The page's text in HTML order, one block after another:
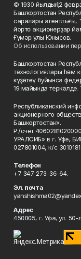
© 1930 йылдың 12
Башҡортостан
саралары агентлығы,
йорто акционерҙар
Ғүмәр улы Юнысов.
Об использовании
Башҡортостан
технологиялары һәм
күҙәтеү буйынса
19 майында
Республиканский
акционерного
Башкортостан».
Р./счёт
УРАЛСИБ» в г. Уфе,
027801004, к/с
Телефон
+7 347 273-36-64.
Эл. почта
Адрес
450005, г. Уфа, ул. 50-